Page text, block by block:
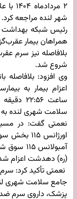
۲
شهر لنده مراجعه کرد.
رئیس شبکه بهداشت
همراهان بیمار
بلافاصله نیز سرم
شروع شد.
وی افزود: بلافاصله
اعزام بیمار به
ساعت
سلامت شهری لنده
نعمتی گفت: در مسیر
اورژانس
(ره) دهدشت اعزام
نعمتی تأکید کرد:
جامع سلامت شهری
پزشک، داروی سرم